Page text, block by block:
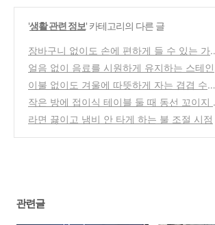
'생활 관련 정보' 카테고리의 다른 글
장바구니 없이도 손에 편하게 들 수 있는 가
접기 요령
(1)
얼음 없이 음료를 시원하게 유지하는 스테인
스 컵 활용법
(1)
이불 없이도 겨울에 따뜻하게 자는 겹겹 수면
구성
(1)
작은 방에 접이식 테이블 둘 때 동선 꼬이지
게 하는 법
(1)
라면 끓이고 냄비 안 타게 하는 불 조절 시점
관련글